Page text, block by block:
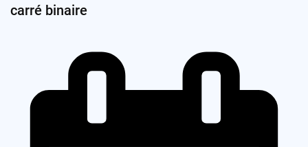
carré binaire